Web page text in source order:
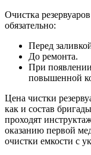
Очистка
обязательно:
Перед
До ремонта.
При
повышенной
Цена чистки
как и состав
проходят
оказанию первой
очистки емкости с